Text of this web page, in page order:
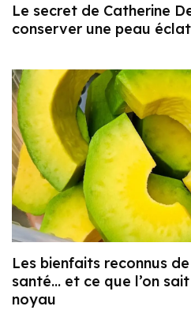
Le secret de Catherine
conserver une peau
Les bienfaits reconnus
santé… et ce que l’on
noyau